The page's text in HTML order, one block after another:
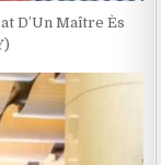
D’Un Maître Ès